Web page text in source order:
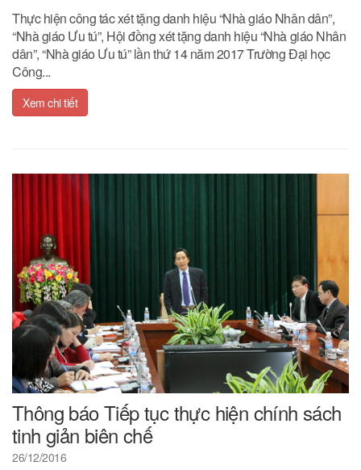
Thực hiện công tác xét tặng danh hiệu “Nhà giáo Nhân dân”,
“Nhà giáo Ưu tú”, Hội đồng xét tặng danh hiệu “Nhà giáo Nhân
dân”, “Nhà giáo Ưu tú” lần thứ 14 năm 2017 Trường Đại học
Công...
Xem chi tiết
Thông báo Tiếp tục thực hiện chính sách
tinh giản biên chế
26/12/2016